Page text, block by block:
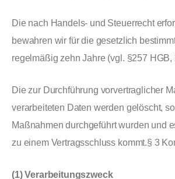
Die nach Handels- und Steuerrecht
bewahren wir für die gesetzlich
regelmäßig zehn Jahre (vgl. §257 HGB,
Die zur Durchführung vorvertraglicher
verarbeiteten Daten werden gelöscht,
Maßnahmen durchgeführt wurden und
zu einem Vertragsschluss kommt.§ 3
(1) Verarbeitungszweck